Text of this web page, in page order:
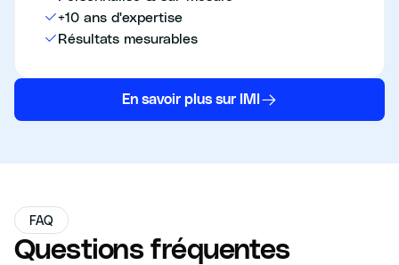
+10 ans d'expertise
Résultats mesurables
En savoir plus sur IMI
FAQ
Questions fréquentes